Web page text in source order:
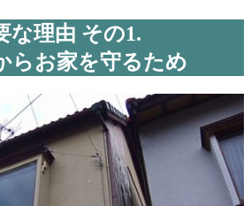
な理由 その1.
らお家を守るため